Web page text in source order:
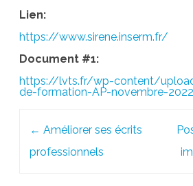
Lien:
https://www.sirene.inserm.fr/
Document #1:
https://lvts.fr/wp-content/
de-formation-AP-novembre-
← Améliorer ses écrits
professionnels